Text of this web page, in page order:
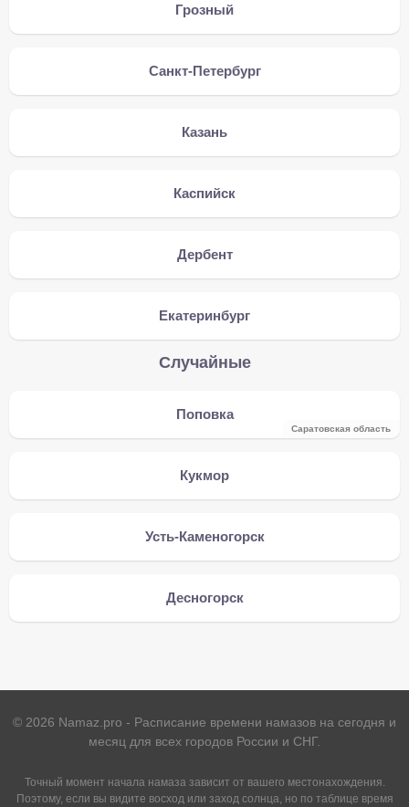
Грозный
Санкт-Петербург
Казань
Каспийск
Дербент
Екатеринбург
Случайные
Поповка
Саратовская область
Кукмор
Усть-Каменогорск
Десногорск
© 2026 Namaz.pro - Расписание времени намазов на сегодня и
месяц для всех городов России и СНГ.
Точный момент начала намаза зависит от вашего местонахождения.
Поэтому, если вы видите восход или заход солнца, но по таблице время